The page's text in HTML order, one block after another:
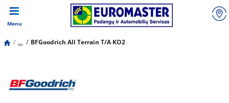
Menu
... BFGoodrich All Terrain T/A KO2